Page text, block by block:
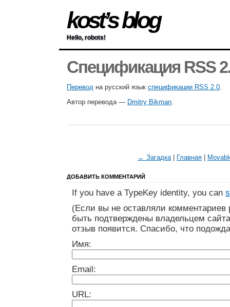
kost’s blog
Hello, robots!
Спецификация RSS
Перевод на русский язык спецификации RSS 2.0.
Автор перевода — Dmitry Bikman.
← Загадка| Главная
ДОБАВИТЬ КОММЕНТАРИЙ
If you have a TypeKey identity, you can
(Если вы не оставляли
быть подтверждены владельцем
отзыв появится. Спасибо, что
Имя:
Email:
URL: